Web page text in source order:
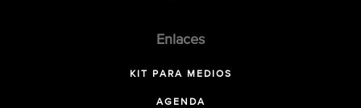
Enlaces
KIT PARA MEDIOS
AGENDA